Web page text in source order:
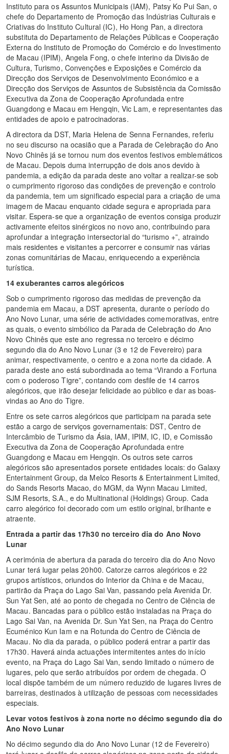
Instituto para os Assuntos Municipais (IAM), Patsy Ko Pui San, o
chefe do Departamento de Promoção das Indústrias Culturais e
Criativas do Instituto Cultural (IC), Ho Hong Pan, a directora
substituta do Departamento de Relações Públicas e Cooperação
Externa do Instituto de Promoção do Comércio e do Investimento
de Macau (IPIM), Angela Fong, o chefe interino da Divisão de
Cultura, Turismo, Convenções e Exposições e Comércio da
Direcção dos Serviços de Desenvolvimento Económico e a
Direcção dos Serviços de Assuntos de Subsistência da Comissão
Executiva da Zona de Cooperação Aprofundada entre
Guangdong e Macau em Hengqin, Vic Lam, e representantes das
entidades de apoio e patrocinadoras.
A directora da DST, Maria Helena de Senna Fernandes, referiu
no seu discurso na ocasião que a Parada de Celebração do Ano
Novo Chinês já se tornou num dos eventos festivos emblemáticos
de Macau. Depois duma interrupção de dois anos devido à
pandemia, a edição da parada deste ano voltar a realizar-se sob
o cumprimento rigoroso das condições de prevenção e controlo
da pandemia, tem um significado especial para a criação de uma
imagem de Macau enquanto cidade segura e apropriada para
visitar. Espera-se que a organização de eventos consiga produzir
activamente efeitos sinérgicos no novo ano, contribuindo para
aprofundar a integração intersectorial do “turismo +”, atraindo
mais residentes e visitantes a percorrer e consumir nas várias
zonas comunitárias de Macau, enriquecendo a experiência
turística.
14 exuberantes carros alegóricos
Sob o cumprimento rigoroso das medidas de prevenção da
pandemia em Macau, a DST apresenta, durante o período do
Ano Novo Lunar, uma série de actividades comemorativas, entre
as quais, o evento simbólico da Parada de Celebração do Ano
Novo Chinês que este ano regressa no terceiro e décimo
segundo dia do Ano Novo Lunar (3 e 12 de Fevereiro) para
animar, respectivamente, o centro e a zona norte da cidade. A
parada deste ano está subordinada ao tema “Virando a Fortuna
com o poderoso Tigre”, contando com desfile de 14 carros
alegóricos, que irão desejar felicidade ao público e dar as boas-
vindas ao Ano do Tigre.
Entre os sete carros alegóricos que participam na parada sete
estão a cargo de serviços governamentais: DST, Centro de
Intercâmbio de Turismo da Ásia, IAM, IPIM, IC, ID, e Comissão
Executiva da Zona de Cooperação Aprofundada entre
Guangdong e Macau em Hengqin. Os outros sete carros
alegóricos são apresentados porsete entidades locais: do Galaxy
Entertainment Group, da Melco Resorts & Entertainment Limited,
do Sands Resorts Macao, do MGM, da Wynn Macau Limited,
SJM Resorts, S.A., e do Multinational (Holdings) Group. Cada
carro alegórico foi decorado com um estilo original, brilhante e
atraente.
Entrada a partir das 17h30 no terceiro dia do Ano Novo
Lunar
A cerimónia de abertura da parada do terceiro dia do Ano Novo
Lunar terá lugar pelas 20h00. Catorze carros alegóricos e 22
grupos artísticos, oriundos do Interior da China e de Macau,
partirão da Praça do Lago Sai Van, passando pela Avenida Dr.
Sun Yat Sen, até ao ponto de chegada no Centro de Ciência de
Macau. Bancadas para o público estão instaladas na Praça do
Lago Sai Van, na Avenida Dr. Sun Yat Sen, na Praça do Centro
Ecuménico Kun Iam e na Rotunda do Centro de Ciência de
Macau. No dia da parada, o público poderá entrar a partir das
17h30. Haverá ainda actuações intermitentes antes do início
evento, na Praça do Lago Sai Van, sendo limitado o número de
lugares, pelo que serão atribuídos por ordem de chegada. O
local dispõe também de um número reduzido de lugares livres de
barreiras, destinados à utilização de pessoas com necessidades
especiais.
Levar votos festivos à zona norte no décimo segundo dia do
Ano Novo Lunar
No décimo segundo dia do Ano Novo Lunar (12 de Fevereiro)